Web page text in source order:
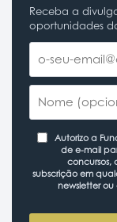
Receba a
oportunidades
Autorizo a
de e-mail
concursos,
subscrição em
newsletter